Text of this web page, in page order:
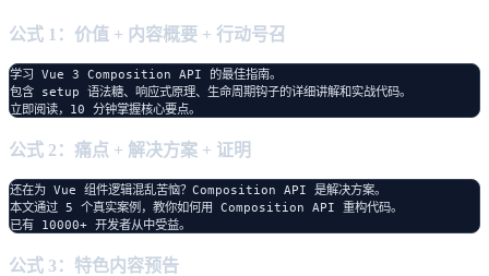
公式 1：价值 + 内容概要 + 行动号召
学习 Vue 3 Composition API 的最佳指南。
包含 setup 语法糖、响应式原理、生命周期钩子的详细讲解和实战代码。
公式 2：痛点 + 解决方案 + 证明
还在为 Vue 组件逻辑混乱苦恼？Composition API 是解决方案。
本文通过 5 个真实案例，教你如何用 Composition API 重构代码。
公式 3：特色内容预告